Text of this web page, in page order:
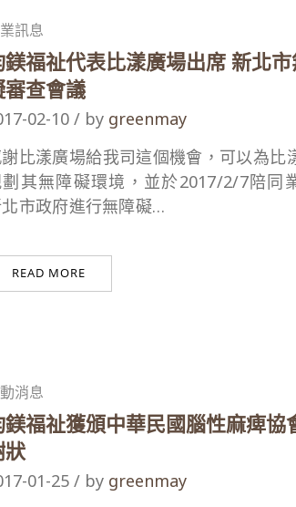
訊息
鎂福祉代表比漾廣場出席 新北
審查會議
02-10 / by greenmay
比漾廣場給我司這個機會，可以為比
其無障礙環境，並於2017/2/7陪同
市政府進行無障礙…
READ MORE
消息
鎂福祉獲頒中華民國腦性麻痺協
狀
01-25 / by greenmay